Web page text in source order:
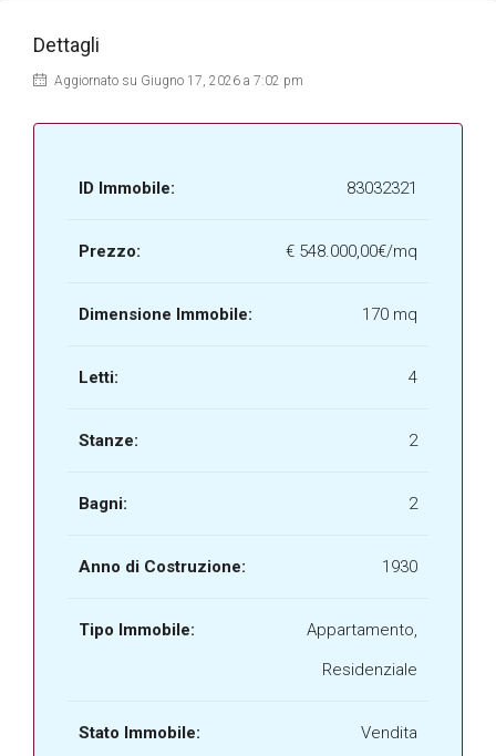
Dettagli
Aggiornato su Giugno 17, 2026 a 7:02 pm
ID Immobile: 83032321
Prezzo: € 548.000,00€/mq
Dimensione Immobile: 170 mq
Letti: 4
Stanze: 2
Bagni: 2
Anno di Costruzione: 1930
Tipo Immobile:
Appartamento,
Residenziale
Stato Immobile: Vendita